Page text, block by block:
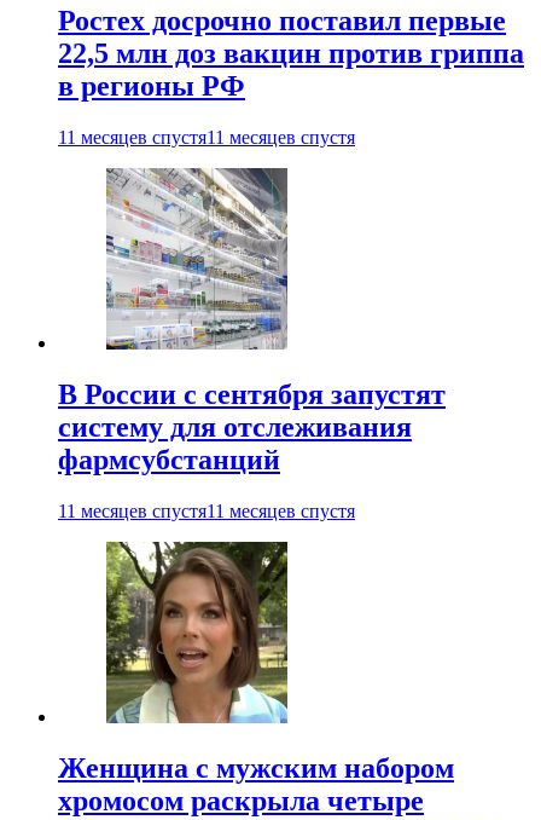
Ростех досрочно поставил первые
22,5 млн доз вакцин против гриппа
в регионы РФ
11 месяцев спустя11 месяцев спустя
В России с сентября запустят
систему для отслеживания
фармсубстанций
11 месяцев спустя11 месяцев спустя
Женщина с мужским набором
хромосом раскрыла четыре